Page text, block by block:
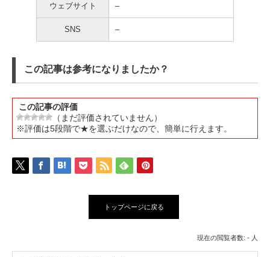
ウェブサイト –
SNS –
この記事は参考になりましたか？
この記事の評価
（まだ評価されていません）
※評価は5段階で★を選ぶだけなので、簡単に行えます。
トップページに戻る
現在の閲覧者数: - 人